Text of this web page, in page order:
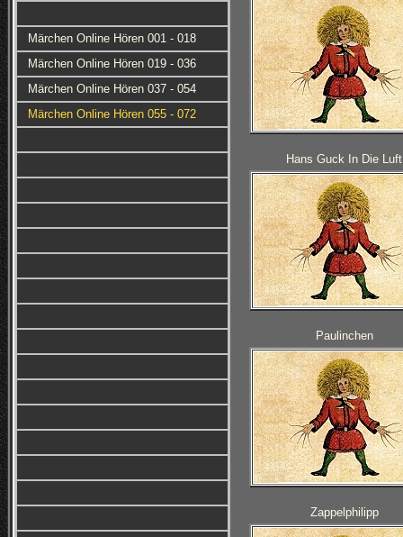
Märchen Online Hören 001 - 018
Märchen Online Hören 019 - 036
Märchen Online Hören 037 - 054
Märchen Online Hören 055 - 072
Hans Guck In Die Luft
Paulinchen
Zappelphilipp